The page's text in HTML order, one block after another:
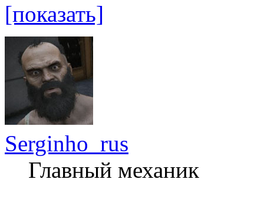
[показать]
Serginho_rus
Главный механик